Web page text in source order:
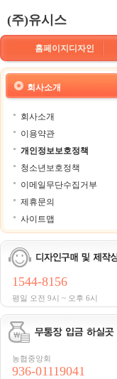
(주)유시스
홈페이지디자인
회사소개
회사소개
이용약관
개인정보보호정책
청소년보호정책
이메일무단수집거부
제휴문의
사이트맵
1544-8156
평일 오전 9시 ~ 오후 6시
농협중앙회
936-01119041